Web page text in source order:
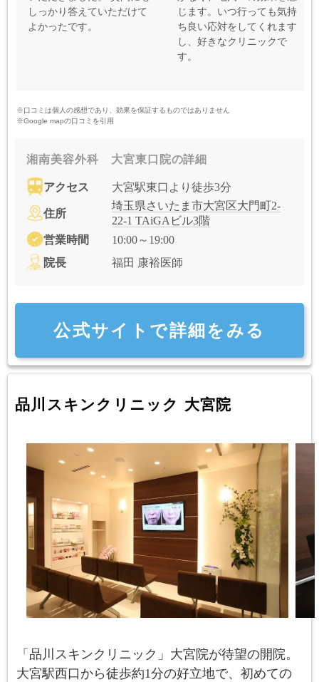
しっかり答えていただけて
よかったです。
じます。いつ行っても気持
ち良い応対をしてくれます
し、好きなクリニックで
す。
※口コミは個人の感想であり、効果を保証するものではありません
※Google mapの口コミを引用
湘南美容外科 大宮東口院の詳細
アクセス 大宮駅東口より徒歩3分
住所
埼玉県さいたま市大宮区大門町2-
22-1 TAiGAビル3階
営業時間
10:00～19:00
院長
福田 康裕医師
公式サイトで詳細をみる
品川スキンクリニック 大宮院
「品川スキンクリニック」大宮院が待望の開院。
大宮駅西口から徒歩約1分の好立地で、初めての